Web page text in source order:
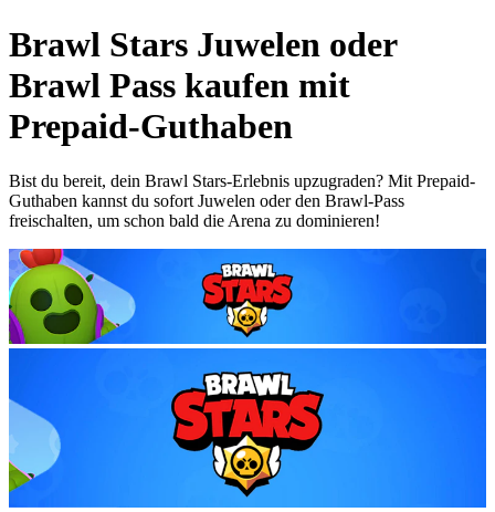
Brawl Stars Juwelen oder
Brawl Pass kaufen mit
Prepaid-Guthaben
Bist du bereit, dein Brawl Stars-Erlebnis upzugraden? Mit Prepaid-
Guthaben kannst du sofort Juwelen oder den Brawl-Pass
freischalten, um schon bald die Arena zu dominieren!